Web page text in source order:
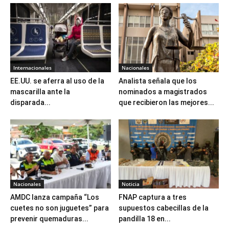
Internacionales
EE.UU. se aferra al uso de la
mascarilla ante la
disparada...
Nacionales
Analista señala que los
nominados a magistrados
que recibieron las mejores...
Nacionales
AMDC lanza campaña “Los
cuetes no son juguetes” para
prevenir quemaduras...
Noticia
FNAP captura a tres
supuestos cabecillas de la
pandilla 18 en...